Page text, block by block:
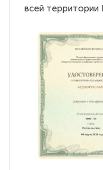
всей территории